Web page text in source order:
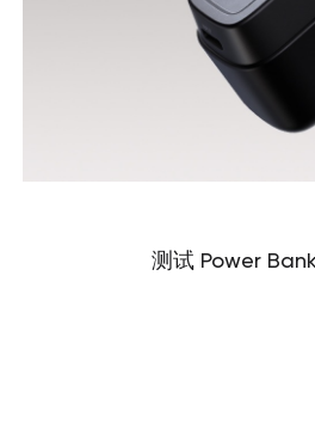
Small
测试 Power